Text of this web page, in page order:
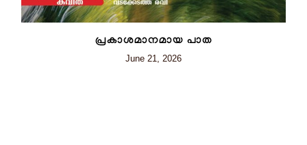
പ്രകാശമാനമായ പാത
June 21, 2026